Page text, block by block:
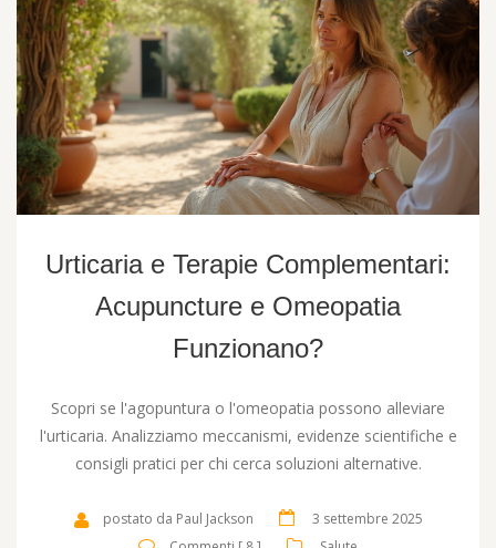
Urticaria e Terapie Complementari:
Acupuncture e Omeopatia
Funzionano?
Scopri se l'agopuntura o l'omeopatia possono alleviare
l'urticaria. Analizziamo meccanismi, evidenze scientifiche e
consigli pratici per chi cerca soluzioni alternative.
postato da Paul Jackson
3 settembre 2025